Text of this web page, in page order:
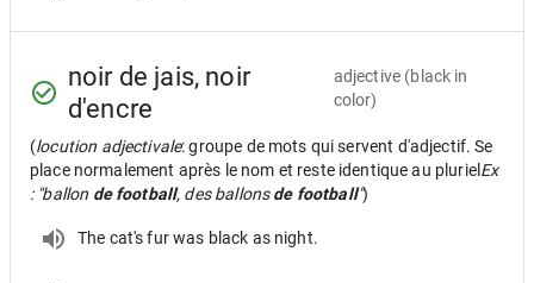
noir de jais, noir
d'encre
adjective (black in
color)
(locution adjectivale: groupe de mots qui servent d'adjectif. Se
place normalement après le nom et reste identique au pluriel Ex
: "ballon de football, des ballonsde football")
The cat's fur was black as night.